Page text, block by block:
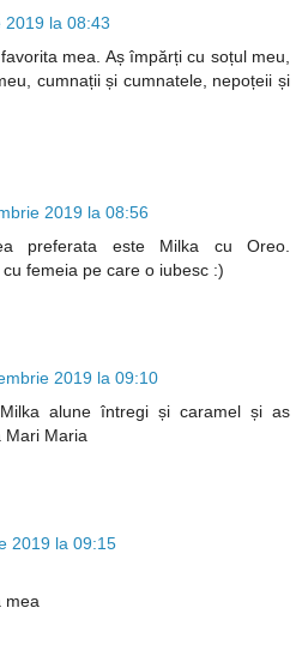
2019 la 08:43
mea. Aș împărți cu soțul meu,
cumnații și cumnatele, nepoțeii și
2019 la 08:56
preferata este Milka cu Oreo.
femeia pe care o iubesc :)
2019 la 09:10
alune întregi și caramel și as
Mari Maria
2019 la 09:15
mea